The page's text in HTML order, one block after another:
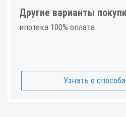
Другие варианты
ипотека 100% оплата
Узнать о